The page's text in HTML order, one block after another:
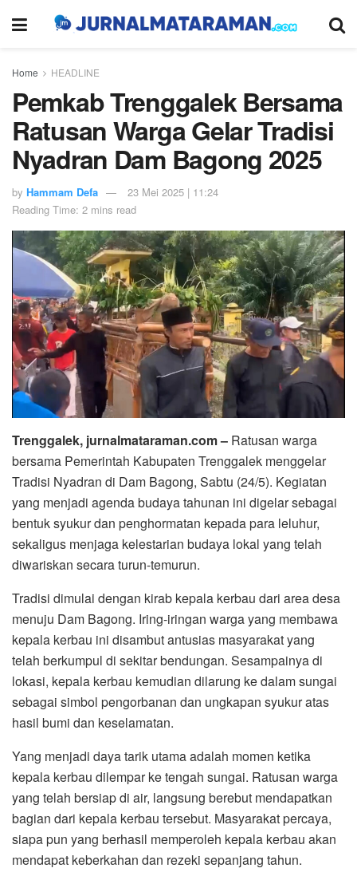
Home HEADLINE
Pemkab Trenggalek Bersama
Ratusan Warga Gelar Tradisi
Nyadran Dam Bagong 2025
by Hammam Defa
23 Mei 2025 | 11:24
Reading Time: 2 mins read
Trenggalek, jurnalmataraman.com – Ratusan warga
bersama Pemerintah Kabupaten Trenggalek menggelar
Tradisi Nyadran di Dam Bagong, Sabtu (24/5). Kegiatan
yang menjadi agenda budaya tahunan ini digelar sebagai
bentuk syukur dan penghormatan kepada para leluhur,
sekaligus menjaga kelestarian budaya lokal yang telah
diwariskan secara turun-temurun.
Tradisi dimulai dengan kirab kepala kerbau dari area desa
menuju Dam Bagong. Iring-iringan warga yang membawa
kepala kerbau ini disambut antusias masyarakat yang
telah berkumpul di sekitar bendungan. Sesampainya di
lokasi, kepala kerbau kemudian dilarung ke dalam sungai
sebagai simbol pengorbanan dan ungkapan syukur atas
hasil bumi dan keselamatan.
Yang menjadi daya tarik utama adalah momen ketika
kepala kerbau dilempar ke tengah sungai. Ratusan warga
yang telah bersiap di air, langsung berebut mendapatkan
bagian dari kepala kerbau tersebut. Masyarakat percaya,
siapa pun yang berhasil memperoleh kepala kerbau akan
mendapat keberkahan dan rezeki sepanjang tahun.